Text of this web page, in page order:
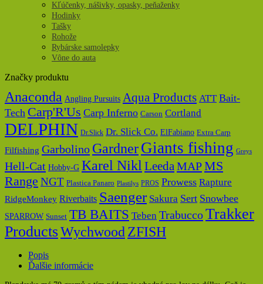
Kľúčenky, nášivky, opasky, peňaženky
Hodinky
Tašky
Rohože
Rybárske samolepky
Vône do auta
Značky produktu
Anaconda Angling Pursuits Aqua Products ATT Bait-
Tech Carp'R'Us Carp Inferno Carson Cortland
DELPHIN Dr.Slick Dr. Slick Co. ElFabiano Extra Carp
Filfishing Garbolino GardnerGiants fishing Greys
Hell-Cat Hobby-G Karel Nikl Leeda MAPMS
Range NGT Plastica Panaro Plastilys PROS Prowess Rapture
RidgeMonkey Riverbaits Saenger Sakura Sert Snowbee
SPARROW Sunset TB BAITS Teben TrabuccoTrakker
ProductsWychwood ZFISH
Popis
Ďalšie informácie